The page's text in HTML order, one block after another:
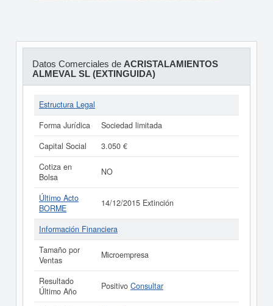
Datos Comerciales de ACRISTALAMIENTOS
ALMEVAL SL (EXTINGUIDA)
Estructura Legal
Forma Jurídica
Sociedad limitada
Capital Social
3.050 €
Cotiza en
Bolsa
NO
Último Acto
BORME
14/12/2015 Extinción
Información Financiera
Tamaño por
Ventas
Microempresa
Resultado
Último Año
Positivo Consultar